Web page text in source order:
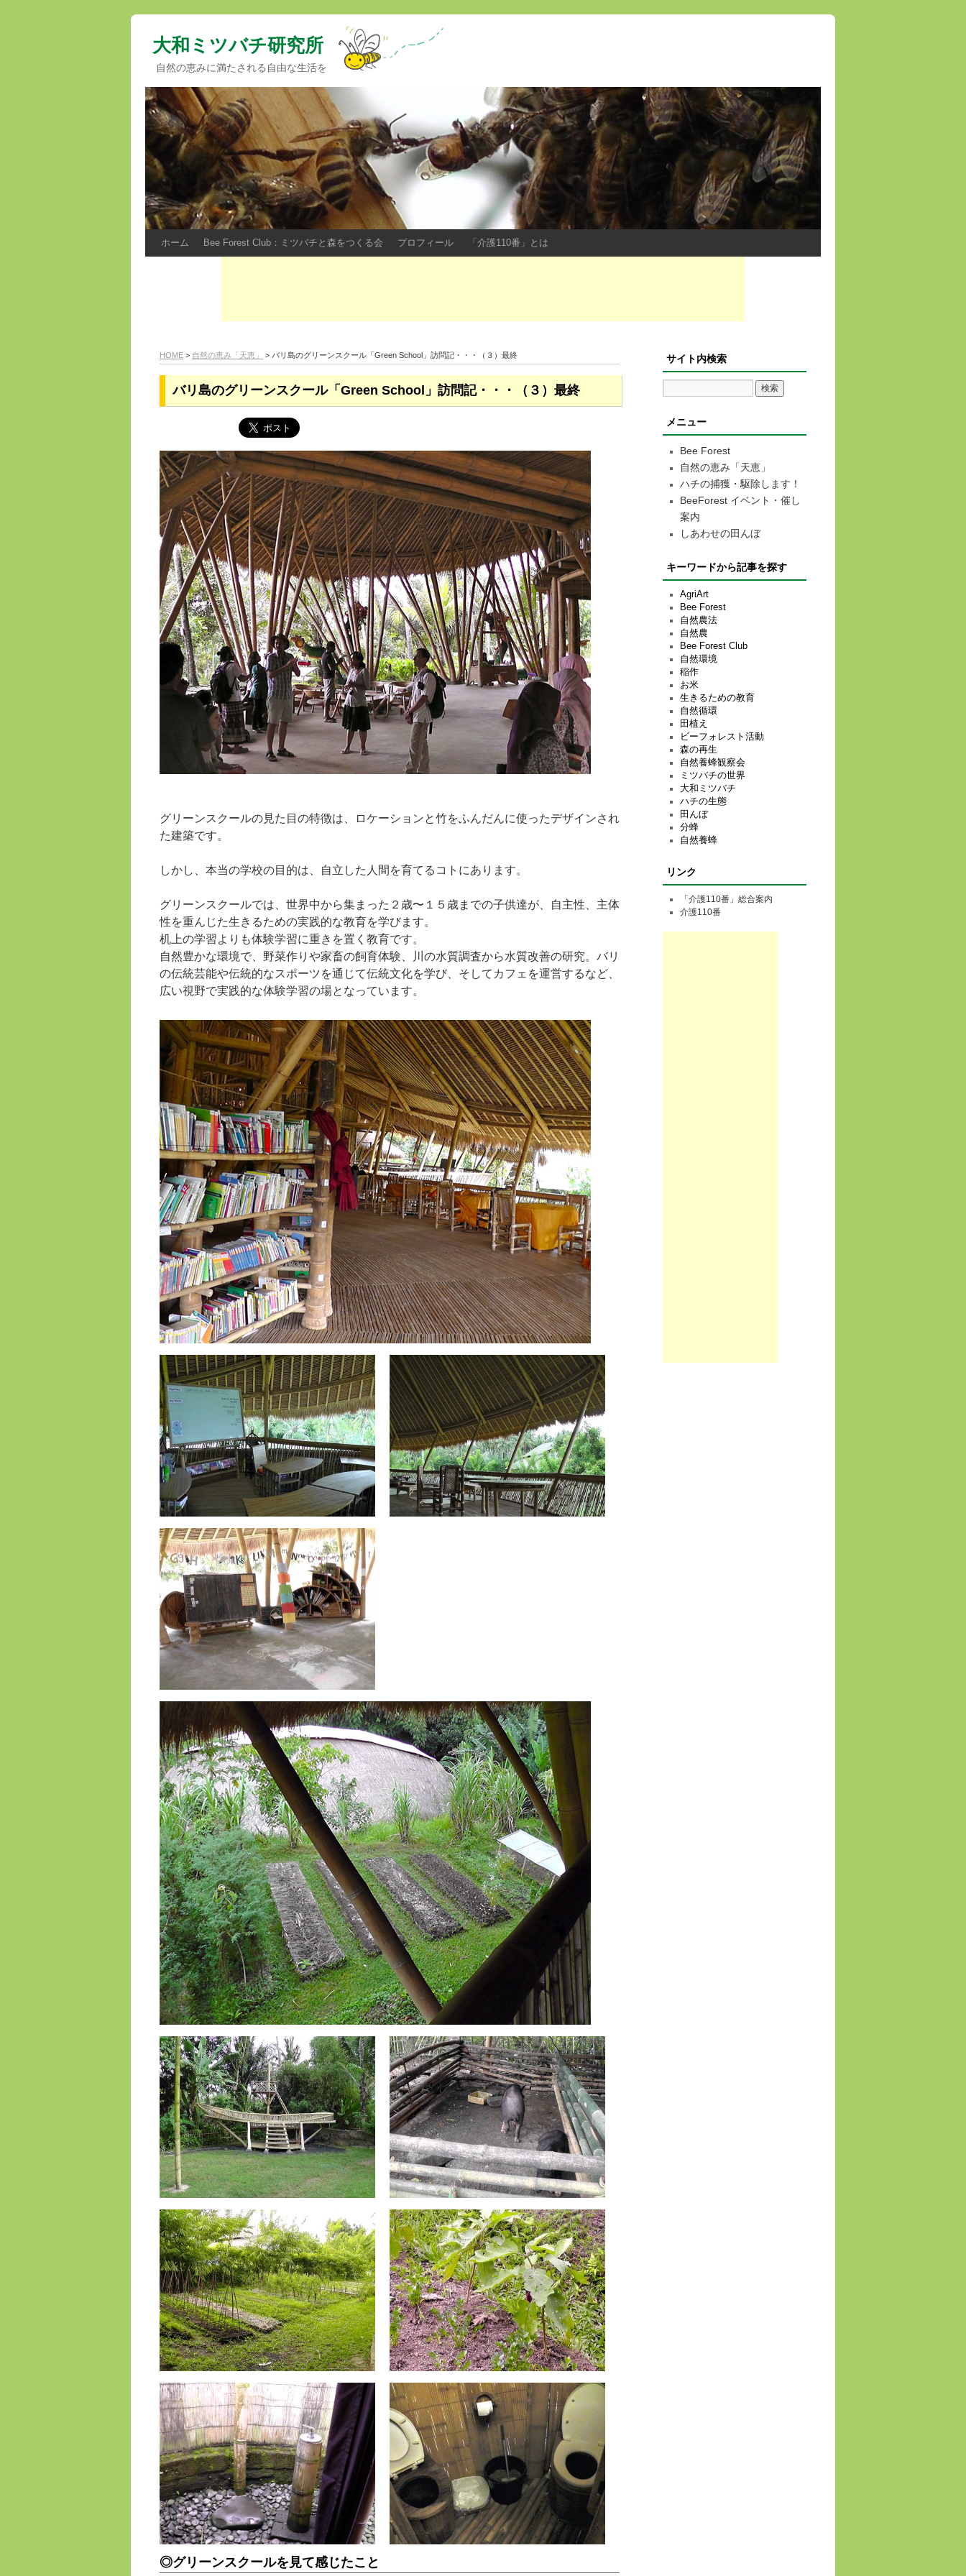
大和ミツバチ研究所
自然の恵みに満たされる自由な生活を
ホーム Bee Forest Club：ミツバチと森をつくる会 プロフィール 「介護110番」とは
HOME > 自然の恵み「天恵」 > バリ島のグリーンスクール「Green School」訪問記・・・（３）最終
バリ島のグリーンスクール「Green School」訪問記・・・（３）最終
グリーンスクールの見た目の特徴は、ロケーションと竹をふんだんに使ったデザインされ
た建築です。
しかし、本当の学校の目的は、自立した人間を育てるコトにあります。
グリーンスクールでは、世界中から集まった２歳〜１５歳までの子供達が、自主性、主体
性を重んじた生きるための実践的な教育を学びます。
机上の学習よりも体験学習に重きを置く教育です。
自然豊かな環境で、野菜作りや家畜の飼育体験、川の水質調査から水質改善の研究。バリ
の伝統芸能や伝統的なスポーツを通じて伝統文化を学び、そしてカフェを運営するなど、
広い視野で実践的な体験学習の場となっています。
◎グリーンスクールを見て感じたこと
サイト内検索
メニュー
Bee Forest
自然の恵み「天恵」
ハチの捕獲・駆除します！
BeeForest イベント・催し
案内
しあわせの田んぼ
キーワードから記事を探す
AgriArt
Bee Forest
自然農法
自然農
Bee Forest Club
自然環境
稲作
お米
生きるための教育
自然循環
田植え
ビーフォレスト活動
森の再生
自然養蜂観察会
ミツバチの世界
大和ミツバチ
ハチの生態
田んぼ
分蜂
自然養蜂
リンク
「介護110番」総合案内
介護110番